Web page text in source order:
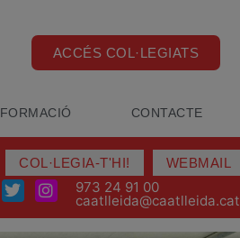
ACCÉS COL·LEGIATS
FORMACIÓ CONTACTE
COL·LEGIA-T'HI! WEBMAIL
973 24 91 00
caatlleida@caatlleida.cat